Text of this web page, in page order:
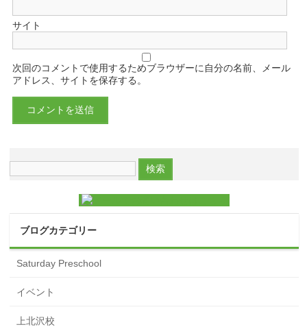
サイト
次回のコメントで使用するためブラウザーに自分の名前、メール
アドレス、サイトを保存する。
ブログカテゴリー
Saturday Preschool
イベント
上北沢校